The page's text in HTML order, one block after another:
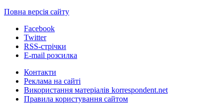
Повна версія сайту
Facebook
Twitter
RSS-стрічки
E-mail розсилка
Контакти
Реклама на сайті
Використання матеріалів korrespondent.net
Правила користування сайтом